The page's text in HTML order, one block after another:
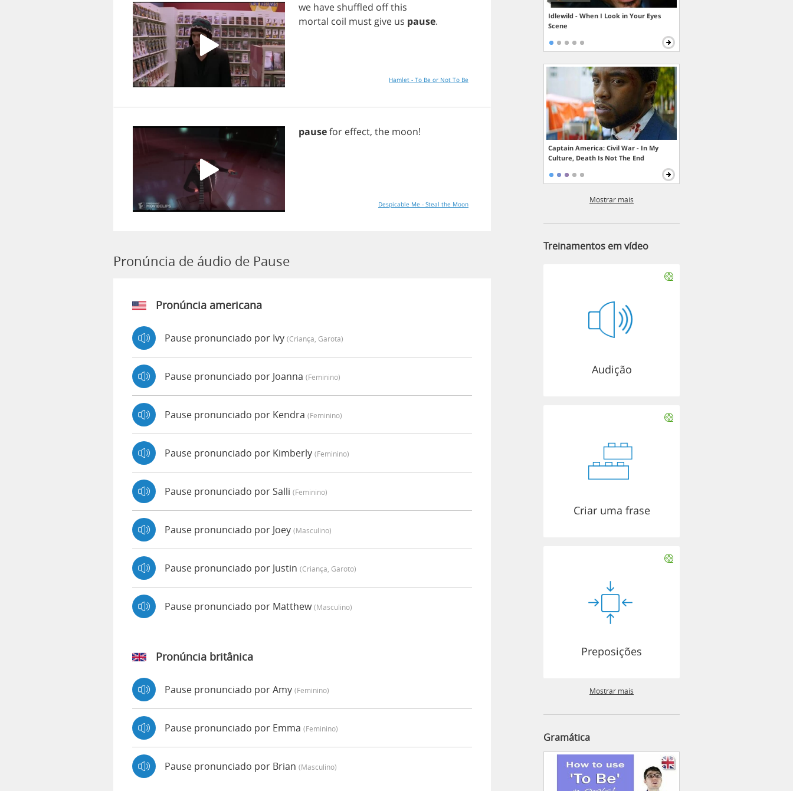
we have shuffled offthis
mortal coil must give us pause.
Hamlet - To Be or Not To Be
pausefor effect, the moon!
Despicable Me - Steal the Moon
Pronúncia de áudio de Pause
Pronúncia americana
Pause pronunciado por Ivy (criança, Garota)
Pause pronunciado por Joanna (feminino)
Pause pronunciado por Kendra (feminino)
Pause pronunciado por Kimberly (feminino)
Pause pronunciado por Salli (feminino)
Pause pronunciado por Joey (masculino)
Pause pronunciado por Justin (criança, Garoto)
Pause pronunciado por Matthew(masculino)
Pronúncia britânica
Pause pronunciado por Amy (feminino)
Pause pronunciado por Emma (feminino)
Pause pronunciado por Brian (masculino)
Idlewild - When I Look in Your Eyes
Scene
Captain America: Civil War - In My
Culture, Death Is Not The End
Mostrar mais
Treinamentos em vídeo
Audição
Criar uma frase
Preposições
Mostrar mais
Gramática